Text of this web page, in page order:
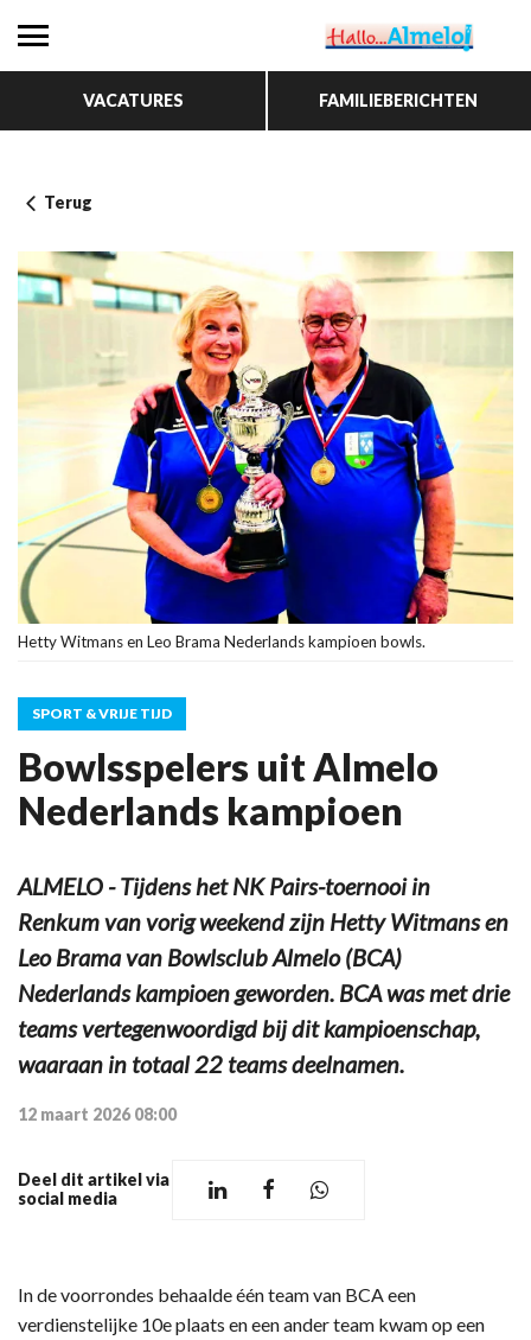
VACATURES FAMILIEBERICHTEN
Terug
Hetty Witmans en Leo Brama Nederlands kampioen bowls.
SPORT & VRIJE TIJD
Bowlsspelers uit Almelo
Nederlands kampioen
ALMELO - Tijdens het NK Pairs-toernooi in
Renkum van vorig weekend zijn Hetty Witmans en
Leo Brama van Bowlsclub Almelo (BCA)
Nederlands kampioen geworden. BCA was met drie
teams vertegenwoordigd bij dit kampioenschap,
waaraan in totaal 22 teams deelnamen.
12 maart 2026 08:00
Deel dit artikel via
social media
In de voorrondes behaalde één team van BCA een
verdienstelijke 10e plaats en een ander team kwam op een